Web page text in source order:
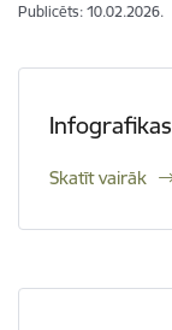
Publicēts: 10.02.2026.
Infografikas
Skatīt vairāk